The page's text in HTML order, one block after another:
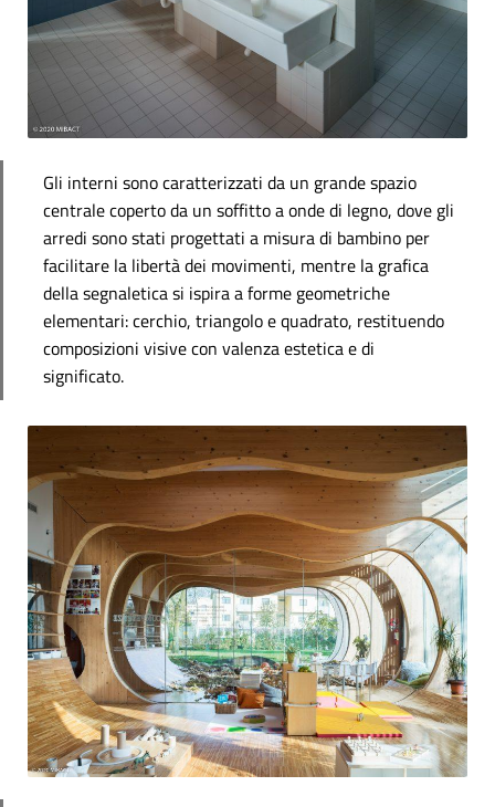
Gli interni sono caratterizzati da un grande spazio
centrale coperto da un soffitto a onde di legno, dove gli
arredi sono stati progettati a misura di bambino per
facilitare la libertà dei movimenti, mentre la grafica
della segnaletica si ispira a forme geometriche
elementari: cerchio, triangolo e quadrato, restituendo
composizioni visive con valenza estetica e di
significato.